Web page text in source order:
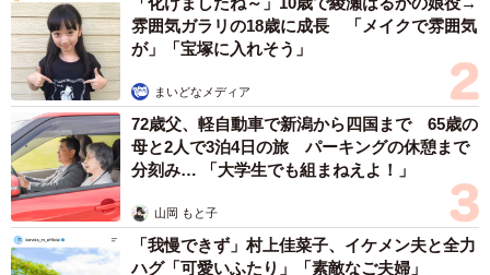
雰囲気ガラリの18歳に成長 「メイクで雰囲気
が」「宝塚に入れそう」
まいどなメディア
72歳父、軽自動車で新潟から四国まで 65歳の
母と2人で3泊4日の旅 パーキングの休憩まで
分刻み… 「大学生でも組まねえよ！」
山岡 もと子
「我慢できず」村上佳菜子、イケメン夫と全力
ハグ「可愛いふたり」「素敵なご夫婦」